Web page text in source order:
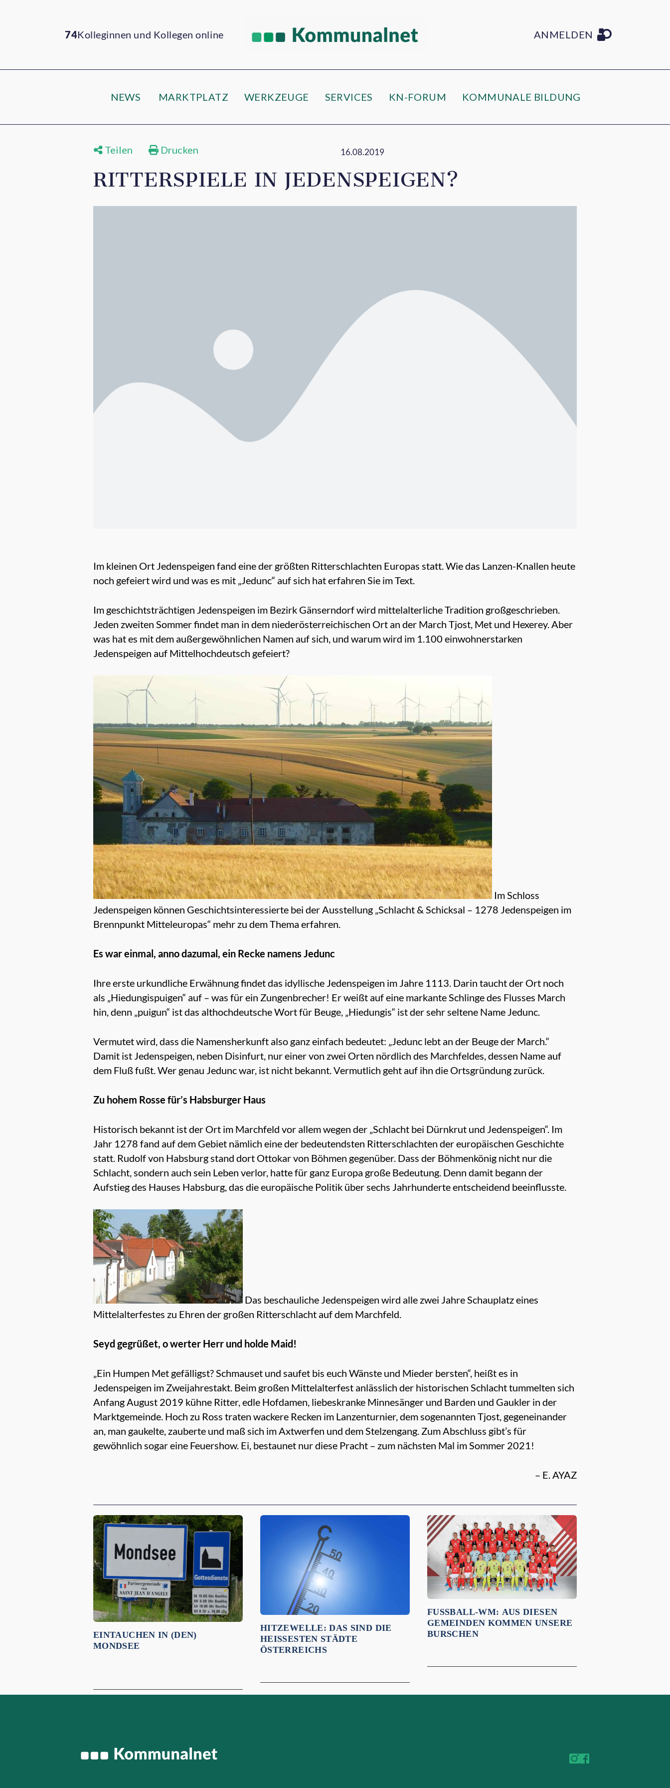
74Kolleginnen und Kollegen online ANMELDEN
NEWS MARKTPLATZ WERKZEUGE SERVICES KN-FORUM KOMMUNALE BILDUNG
Teilen Drucken 16.08.2019
RITTERSPIELE IN JEDENSPEIGEN?
Im kleinen Ort Jedenspeigen fand eine der größten Ritterschlachten Europas statt. Wie das Lanzen-Knallen heute
noch gefeiert wird und was es mit „Jedunc“ auf sich hat erfahren Sie im Text.
Im geschichtsträchtigen Jedenspeigen im Bezirk Gänserndorf wird mittelalterliche Tradition großgeschrieben.
Jeden zweiten Sommer findet man in dem niederösterreichischen Ort an der March Tjost, Met und Hexerey. Aber
was hat es mit dem außergewöhnlichen Namen auf sich, und warum wird im 1.100 einwohnerstarken
Jedenspeigen auf Mittelhochdeutsch gefeiert?
Im Schloss
Jedenspeigen können Geschichtsinteressierte bei der Ausstellung „Schlacht & Schicksal – 1278 Jedenspeigen im
Brennpunkt Mitteleuropas“ mehr zu dem Thema erfahren.
Es war einmal, anno dazumal, ein Recke namens Jedunc
Ihre erste urkundliche Erwähnung findet das idyllische Jedenspeigen im Jahre 1113. Darin taucht der Ort noch
als „Hiedungispuigen“ auf – was für ein Zungenbrecher! Er weißt auf eine markante Schlinge des Flusses March
hin, denn „puigun“ ist das althochdeutsche Wort für Beuge, „Hiedungis“ ist der sehr seltene Name Jedunc.
Vermutet wird, dass die Namensherkunft also ganz einfach bedeutet: „Jedunc lebt an der Beuge der March.“
Damit ist Jedenspeigen, neben Disinfurt, nur einer von zwei Orten nördlich des Marchfeldes, dessen Name auf
dem Fluß fußt. Wer genau Jedunc war, ist nicht bekannt. Vermutlich geht auf ihn die Ortsgründung zurück.
Zu hohem Rosse für’s Habsburger Haus
Historisch bekannt ist der Ort im Marchfeld vor allem wegen der „Schlacht bei Dürnkrut und Jedenspeigen“. Im
Jahr 1278 fand auf dem Gebiet nämlich eine der bedeutendsten Ritterschlachten der europäischen Geschichte
statt. Rudolf von Habsburg stand dort Ottokar von Böhmen gegenüber. Dass der Böhmenkönig nicht nur die
Schlacht, sondern auch sein Leben verlor, hatte für ganz Europa große Bedeutung. Denn damit begann der
Aufstieg des Hauses Habsburg, das die europäische Politik über sechs Jahrhunderte entscheidend beeinflusste.
Das beschauliche Jedenspeigen wird alle zwei Jahre Schauplatz eines
Mittelalterfestes zu Ehren der großen Ritterschlacht auf dem Marchfeld.
Seyd gegrüßet, o werter Herr und holde Maid!
„Ein Humpen Met gefälligst? Schmauset und saufet bis euch Wänste und Mieder bersten“, heißt es in
Jedenspeigen im Zweijahrestakt. Beim großen Mittelalterfest anlässlich der historischen Schlacht tummelten sich
Anfang August 2019 kühne Ritter, edle Hofdamen, liebeskranke Minnesänger und Barden und Gaukler in der
Marktgemeinde. Hoch zu Ross traten wackere Recken im Lanzenturnier, dem sogenannten Tjost, gegeneinander
an, man gaukelte, zauberte und maß sich im Axtwerfen und dem Stelzengang. Zum Abschluss gibt’s für
gewöhnlich sogar eine Feuershow. Ei, bestaunet nur diese Pracht – zum nächsten Mal im Sommer 2021!
– E. AYAZ
Empfehlungen für dich:
EINTAUCHEN IN (DEN)
MONDSEE
HITZEWELLE: DAS SIND DIE
HEISSESTEN STÄDTE Ö
STERREICHS
FUSSBALL-WM: AUS DIESEN G
EMEINDEN KOMMEN UNSERE B
URSCHEN